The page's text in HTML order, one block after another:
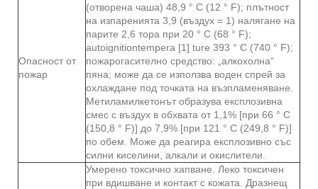
Опасност от
пожар
(отворена чаша) 48,9 ° C (12 ° F); плътност
на изпаренията 3,9 (въздух = 1) налягане на
парите 2,6 тора при 20 ° C (68 ° F);
autoignitiontempera [1] ture 393 ° C (740 ° F);
пожарогасително средство: „алкохолна“
пяна; може да се използва воден спрей за
охлаждане под точката на възпламеняване.
Метиламилкетонът образува експлозивна
смес с въздух в обхвата от 1,1% [при 66 ° C
(150,8 ° F)] до 7,9% [при 121 ° C (249,8 ° F)]
по обем. Може да реагира експлозивно със
силни киселини, алкали и окислители.
Умерено токсично хапване. Леко токсичен
при вдишване и контакт с кожата. Дразнещ